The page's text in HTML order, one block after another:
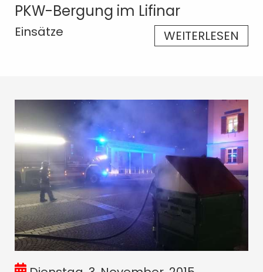
PKW-Bergung im Lifinar
Einsätze WEITERLESEN